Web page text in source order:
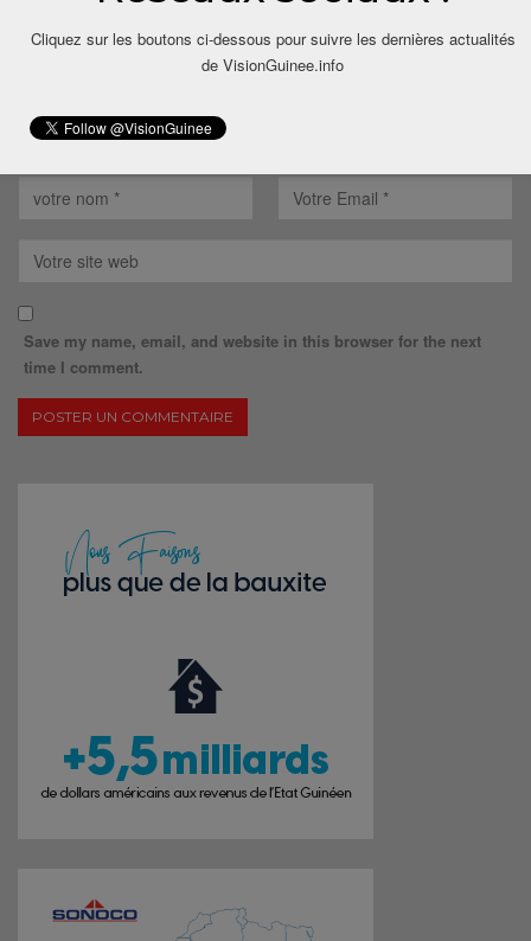
Save my name, email, and website in this browser for the next
time I comment.
Cliquez sur les boutons ci-dessous pour suivre les dernières actualités
de VisionGuinee.info